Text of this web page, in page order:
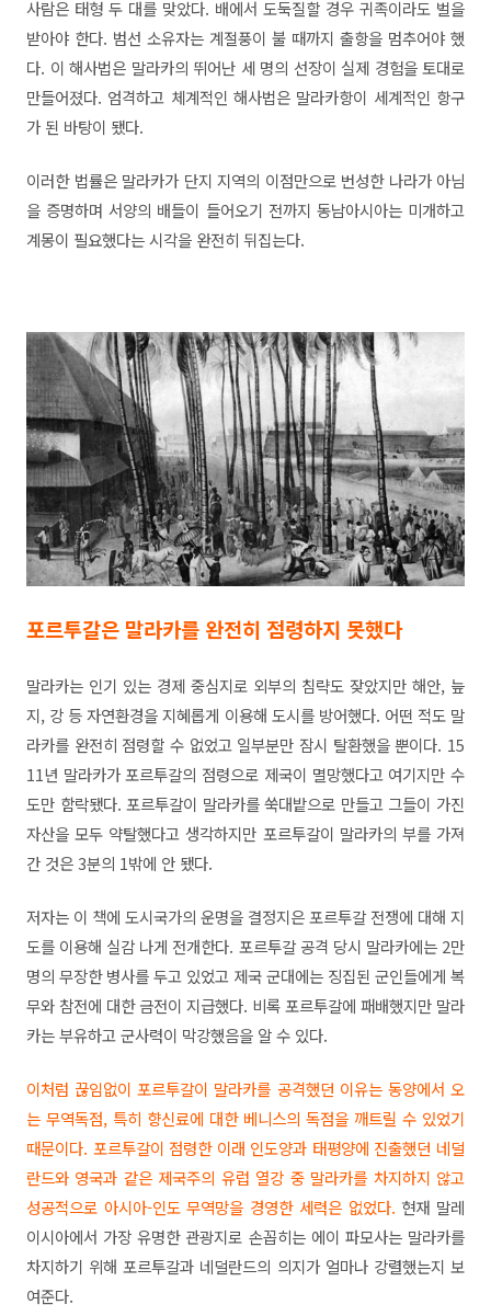
사람은 태형 두 대를 맞았다. 배에서 도둑질할 경우 귀족이라도 벌을
받아야 한다. 범선 소유자는 계절풍이 불 때까지 출항을 멈추어야 했
다. 이 해사법은 말라카의 뛰어난 세 명의 선장이 실제 경험을 토대로
만들어졌다. 엄격하고 체계적인 해사법은 말라카항이 세계적인 항구
가 된 바탕이 됐다.
이러한 법률은 말라카가 단지 지역의 이점만으로 번성한 나라가 아님
을 증명하며 서양의 배들이 들어오기 전까지 동남아시아는 미개하고
계몽이 필요했다는 시각을 완전히 뒤집는다.
포르투갈은 말라카를 완전히 점령하지 못했다
말라카는 인기 있는 경제 중심지로 외부의 침략도 잦았지만 해안, 늪
지, 강 등 자연환경을 지혜롭게 이용해 도시를 방어했다. 어떤 적도 말
라카를 완전히 점령할 수 없었고 일부분만 잠시 탈환했을 뿐이다. 15
11년 말라카가 포르투갈의 점령으로 제국이 멸망했다고 여기지만 수
도만 함락됐다. 포르투갈이 말라카를 쑥대밭으로 만들고 그들이 가진
자산을 모두 약탈했다고 생각하지만 포르투갈이 말라카의 부를 가져
간 것은 3분의 1밖에 안 됐다.
저자는 이 책에 도시국가의 운명을 결정지은 포르투갈 전쟁에 대해 지
도를 이용해 실감 나게 전개한다. 포르투갈 공격 당시 말라카에는 2만
명의 무장한 병사를 두고 있었고 제국 군대에는 징집된 군인들에게 복
무와 참전에 대한 금전이 지급했다. 비록 포르투갈에 패배했지만 말라
카는 부유하고 군사력이 막강했음을 알 수 있다.
이처럼 끊임없이 포르투갈이 말라카를 공격했던 이유는 동양에서 오
는 무역독점, 특히 향신료에 대한 베니스의 독점을 깨트릴 수 있었기
때문이다. 포르투갈이 점령한 이래 인도양과 태평양에 진출했던 네덜
란드와 영국과 같은 제국주의 유럽 열강 중 말라카를 차지하지 않고
성공적으로 아시아-인도 무역망을 경영한 세력은 없었다. 현재 말레
이시아에서 가장 유명한 관광지로 손꼽히는 에이 파모사는 말라카를
차지하기 위해 포르투갈과 네덜란드의 의지가 얼마나 강렬했는지 보
여준다.